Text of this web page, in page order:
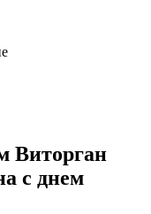
Виторган
с днем